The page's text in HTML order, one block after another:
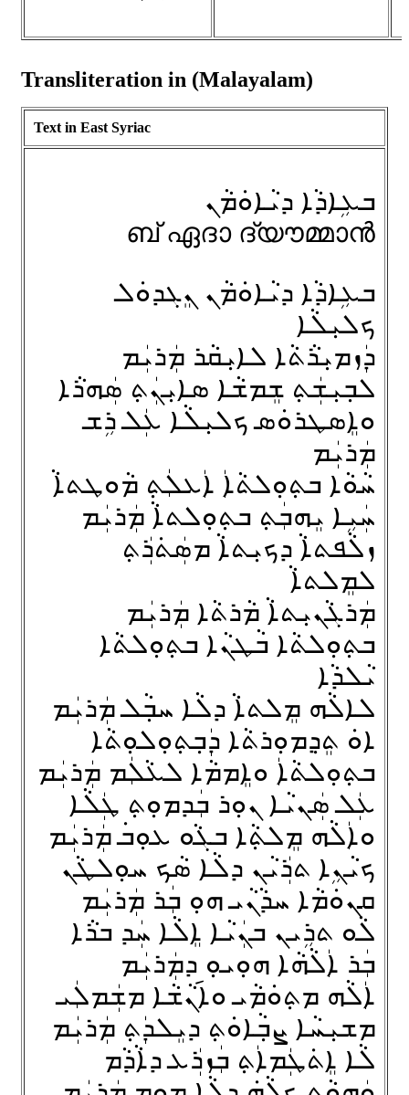
Transliteration in (Malayalam)
Text in East Syriac
ܒܥܹܐܕܵܐ ܕܝܵܐܘܿܡܵܢ
ബ്‌ ഏദാ ദ്‌യൗമ്മാൻ
ܒܥܹܐܕܵܐ ܕܝܵܐܘܿܡܵܢ ܢܸܓܕܘܿܠ
ܟܠܝܼܠܵܐ
ܕܲܙܡܝܼܪܵܬܵܐ ܠܐܝܼܩܵܪ ܡܲܪܝܲܡ
ܠܒ݂ܝܼܫܲܬ݂ ܫܸܡܫܵܐ ܣܐܝܼܢܲܬ݂ ܣܲܗܪܵܐ
ܘܐܸܣܛܪܘܿܣ ܟܠܝܼܠܵܐ ܥܲܠ ܪܹܫ
ܡܲܪܝܲܡ
ܚܵܘܵܐ ܒܬ݂ܘܼܠܬܵܐܲ ܐܲܥܠܲܬ݂ ܡܵܘܛܬܐܵ
ܚܲܝܹܐ ܝܸܗܒܲܬ݂ ܒܬ݂ܘܼܠܬܐܵ ܡܲܪܝܲܡ
ܙܠܵܦܬܐܵ ܕܟܝܼܬܐܵ ܡܣܲܬ݁ܪܲܬ݂
ܠܡܸܠܬܐܵ
ܡܲܪܓܵܢܝܼܬܐܵ ܡܵܪܬܵܐ ܡܲܪܝܲܡ
ܒܬ݂ܘܼܠܬܵܐ ܒܵܛܢܵܐ ܒܬ݂ܘܼܠܬܵܐ
ܝܵܠܕܵܐ
ܠܐܠܵܗ ܡܸܠܬܐܵ ܕܠܵܐ ܚܒ݂ܵܠ ܡܲܪܝܲܡ
ܐܘܿ ܬܸܕ݂ܡܘܼܪܬܵܐ ܕܲܒ݂ܬ݂ܘܼܠܘܼܬܵܐ
ܒܬ݂ܘܼܠܬܵܐܲ ܘܐܸܡܡܵܐ ܠܥܵܠܲܡ ܡܲܪܝܲܡ
ܥܲܠ ܣܲܢܝܵܐ ܢܘܼܪ ܒܲܕܡܘܼܬ݂ ܛܲܠܵܐ
ܘܐܲܠܵܗ ܡܸܠܬ݂ܵܐ ܒܓܵܘ ܥܘܼܒ݁ ܡܲܪܝܲܡ
ܟܝܵܢܹܐ ܬܪܲܝܵܢ ܕܠܵܐ ܣܵܟ ܚܘܼܠܛܵܢ
ܩܢܘܿܡܵܐ ܚܕܵܢܵܝ ܗܘܼ ܒܲܪ ܡܲܪܝܲܡ
ܠܵܘ ܬܪܹܝܢ ܒܢܲܝܵܐ ܐܸܠܵܐ ܚܲܕ ܒܪܵܐ
ܒܲܪ ܐܲܠܵܗܵܐ ܗܘܼܝܘܼ ܕܡܲܪܝܲܡ
ܐܲܠܵܗ ܡܬ݂ܘܿܡܵܝ ܘܐ݇ܢܵܫܵܐ ܡܫܲܡܠܲܝ
ܡܫܝܼܚܵܐ ܨܒ݂ܵܐܘܿܬ݂ ܕܝܸܠܕܲܬ݂ ܡܲܪܝܲܡ
ܠܵܐ ܐܸܬ݁ܛܲܡܐܲܬ݂ ܒܲܙܪܲܥ ܕܐܵܕܵܡ